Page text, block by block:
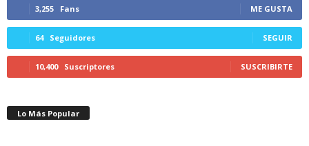
3,255 Fans ME GUSTA
64 Seguidores SEGUIR
10,400 Suscriptores SUSCRIBIRTE
Lo Más Popular